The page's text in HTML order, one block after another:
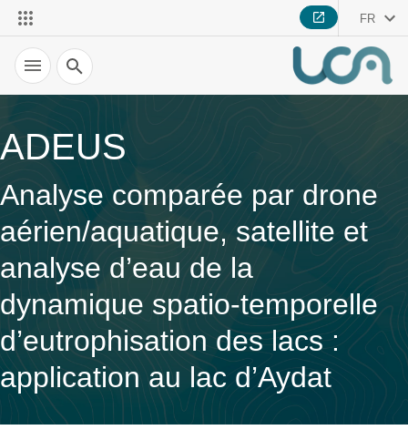
FR
Recherche
ADEUS
Analyse comparée par drone
aérien/aquatique, satellite et
analyse d’eau de la
dynamique spatio-temporelle
d’eutrophisation des lacs :
application au lac d’Aydat